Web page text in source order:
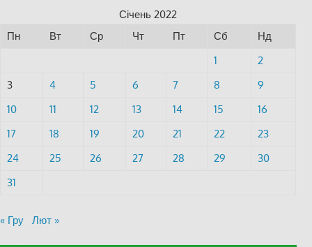
Січень 2022
Пн
Вт Ср Чт Пт Сб
Нд
1
2
3
4 5 6 7 8
9
10
11 12 13 14 15
16
17
18 19 20 21 22
23
24
25 26 27 28 29
30
31
« Гру Лют »